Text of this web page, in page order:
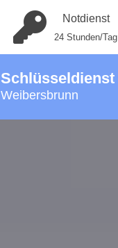
Notdienst
24 Stunden/Tag
Schlüsseldienst
Weibersbrunn